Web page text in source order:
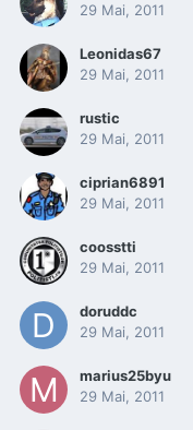
29 Mai, 2011
Leonidas67
29 Mai, 2011
rustic
29 Mai, 2011
ciprian6891
29 Mai, 2011
coosstti
29 Mai, 2011
doruddc
29 Mai, 2011
marius25byu
29 Mai, 2011